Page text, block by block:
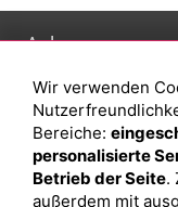
Anlage
Depot eröffnen
Depot vergleichen
Junior Depot
Top-Seller-Fonds
Wir verwenden
Bereiche:
personalisierte
Betrieb der Seite.
außerdem mit